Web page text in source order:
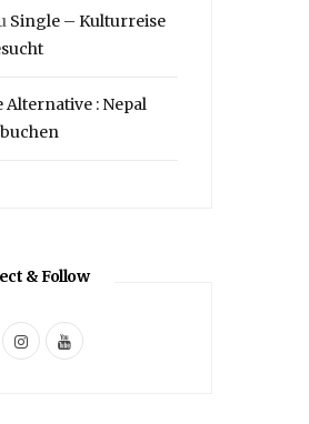
Single – Kulturreise
Alternative : Nepal
& Follow
I
Y